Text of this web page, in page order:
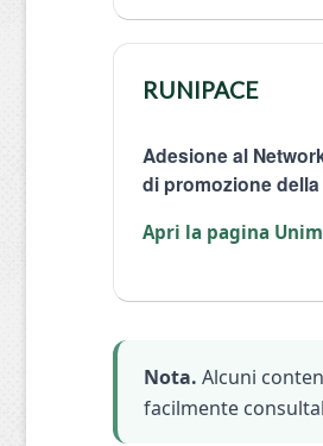
RUNIPACE
Adesione al
di promozione
Apri la pagina
Nota. Alcuni
facilmente